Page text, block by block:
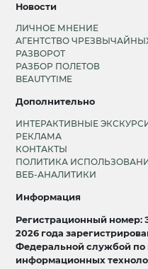
Новости
ЛИЧНОЕ МНЕНИЕ
АГЕНТСТВО
РАЗВОРОТ
РАЗБОР ПОЛЕТОВ
BEAUTYTIME
Дополнительно
ИНТЕРАКТИВНЫЕ
РЕКЛАМА
КОНТАКТЫ
ПОЛИТИКА
ВЕБ-АНАЛИТИКИ
Информация
Регистрационный номер:
2026 года
Федеральной службой по
информационных